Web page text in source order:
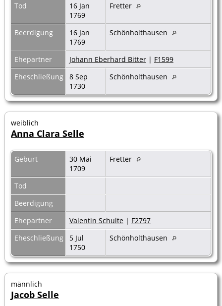
Tod
16 Jan
1769
Fretter
Beerdigung
16 Jan
1769
Schönholthausen
Ehepartner Johann Eberhard Bitter | F1599
Eheschließung
8 Sep
1730
Schönholthausen
weiblich
Anna Clara Selle
Geburt
30 Mai
1709
Fretter
Tod
Beerdigung
Ehepartner
Valentin Schulte | F2797
Eheschließung
5 Jul
1750
Schönholthausen
männlich
Jacob Selle